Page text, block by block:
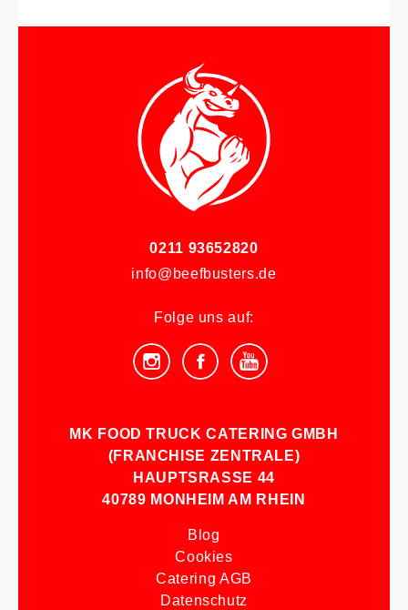
0211 93652820
info@beefbusters.de
Folge uns auf:
MK FOOD TRUCK CATERING GMBH
(FRANCHISE ZENTRALE)
HAUPTSRASSE 44
40789 MONHEIM AM RHEIN
Blog
Cookies
Catering AGB
Datenschutz